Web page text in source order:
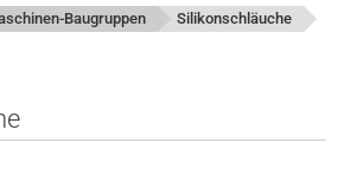
Baugruppen
Silikonschläuche